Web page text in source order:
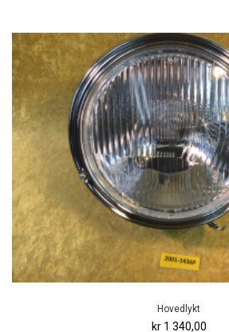
Hovedlykt
kr 1 340,00